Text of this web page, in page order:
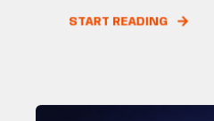
START READING